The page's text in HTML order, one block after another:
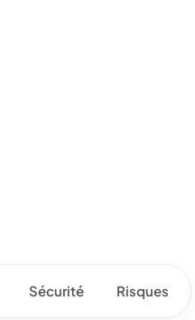
Sécurité Risques